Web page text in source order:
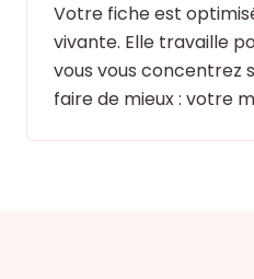
Votre fiche est
vivante. Elle travaille
vous vous concentrez
faire de mieux : votre